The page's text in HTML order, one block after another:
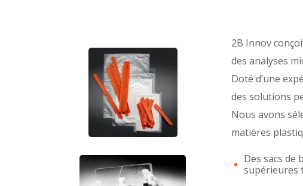
2B Innov
des analyses
Doté d’une
des solutions
Nous avons
matières
Des sacs
supérieures